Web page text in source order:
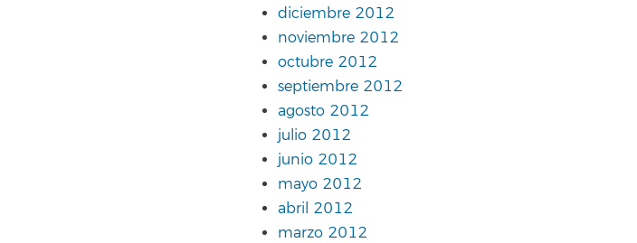
diciembre 2012
noviembre 2012
octubre 2012
septiembre 2012
agosto 2012
julio 2012
junio 2012
mayo 2012
abril 2012
marzo 2012